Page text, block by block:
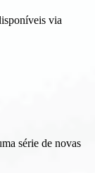
via
série de novas